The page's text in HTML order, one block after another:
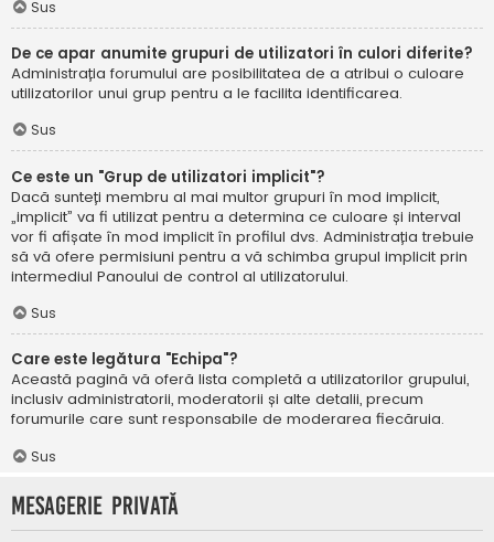
Sus
De ce apar anumite grupuri de utilizatori în culori diferite?
Administrația forumului are posibilitatea de a atribui o culoare
utilizatorilor unui grup pentru a le facilita identificarea.
Sus
Ce este un "Grup de utilizatori implicit"?
Dacă sunteți membru al mai multor grupuri în mod implicit,
„implicit” va fi utilizat pentru a determina ce culoare și interval
vor fi afișate în mod implicit în profilul dvs. Administrația trebuie
să vă ofere permisiuni pentru a vă schimba grupul implicit prin
intermediul Panoului de control al utilizatorului.
Sus
Care este legătura "Echipa"?
Această pagină vă oferă lista completă a utilizatorilor grupului,
inclusiv administratorii, moderatorii și alte detalii, precum
forumurile care sunt responsabile de moderarea fiecăruia.
Sus
Mesagerie privată